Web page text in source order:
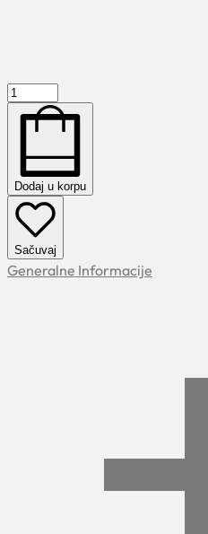
Dodaj u korpu
Sačuvaj
Generalne Informacije